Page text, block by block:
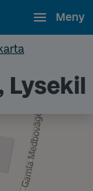
Meny
Lysekil